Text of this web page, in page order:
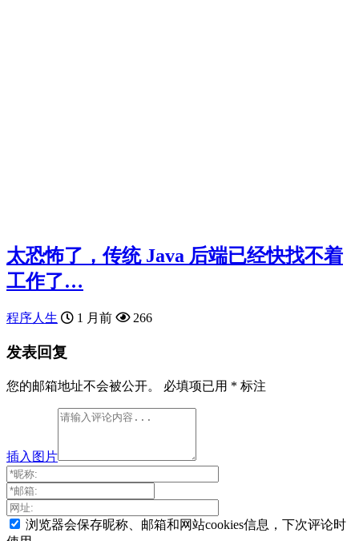
太恐怖了，传统 Java 后端已经快找不着
工作了…
程序人生 1 月前 266
发表回复
您的邮箱地址不会被公开。 必填项已用 * 标注
插入图片
浏览器会保存昵称、邮箱和网站cookies信息，下次评论时